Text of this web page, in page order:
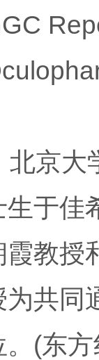
京大
生于佳
霞教授
为共同
。(东